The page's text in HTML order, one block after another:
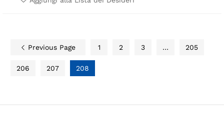
Previous Page 1 2 3 … 205
206 207 208